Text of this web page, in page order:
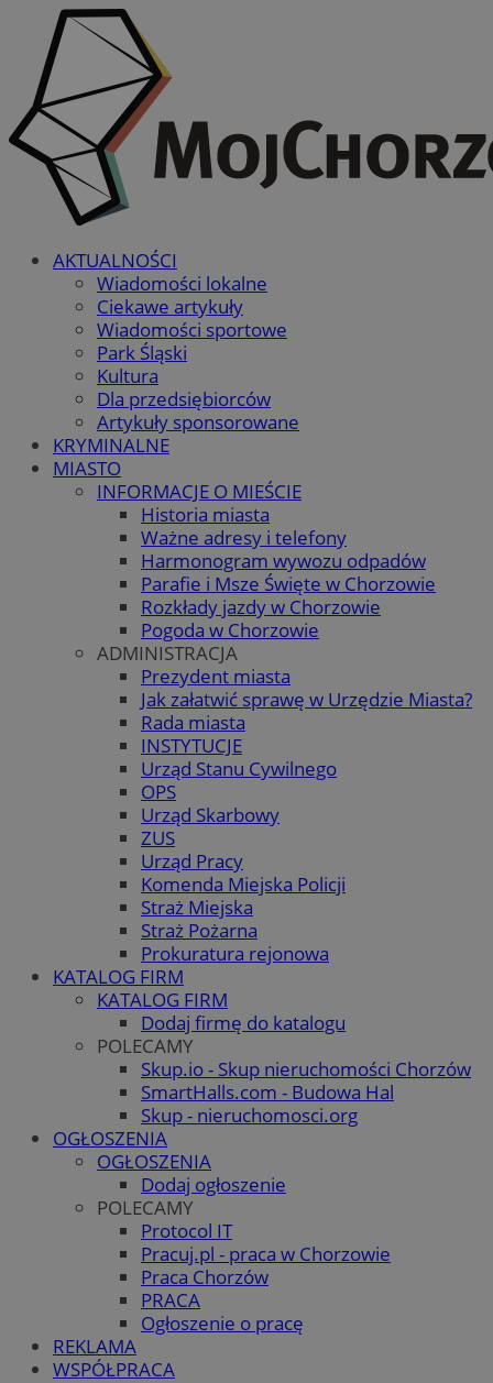
AKTUALNOŚCI
Wiadomości lokalne
Ciekawe artykuły
Wiadomości sportowe
Park Śląski
Kultura
Dla przedsiębiorców
Artykuły sponsorowane
KRYMINALNE
MIASTO
INFORMACJE O MIEŚCIE
Historia miasta
Ważne adresy i telefony
Harmonogram wywozu odpadów
Parafie i Msze Święte w Chorzowie
Rozkłady jazdy w Chorzowie
Pogoda w Chorzowie
ADMINISTRACJA
Prezydent miasta
Jak załatwić sprawę w Urzędzie Miasta?
Rada miasta
INSTYTUCJE
Urząd Stanu Cywilnego
OPS
Urząd Skarbowy
ZUS
Urząd Pracy
Komenda Miejska Policji
Straż Miejska
Straż Pożarna
Prokuratura rejonowa
KATALOG FIRM
KATALOG FIRM
Dodaj firmę do katalogu
POLECAMY
Skup.io - Skup nieruchomości Chorzów
SmartHalls.com - Budowa Hal
Skup - nieruchomosci.org
OGŁOSZENIA
OGŁOSZENIA
Dodaj ogłoszenie
POLECAMY
Protocol IT
Pracuj.pl - praca w Chorzowie
Praca Chorzów
PRACA
Ogłoszenie o pracę
REKLAMA
WSPÓŁPRACA